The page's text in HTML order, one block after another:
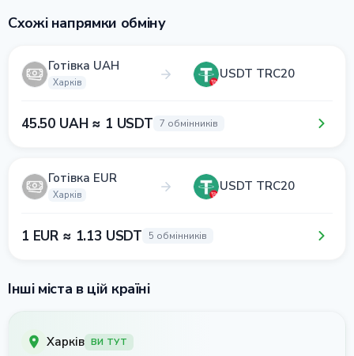
Схожі напрямки обміну
Готівка UAH
Харків
USDT TRC20
45.50 UAH ≈ 1 USDT 7 обмінників
Готівка EUR
Харків
USDT TRC20
1 EUR ≈ 1.13 USDT 5 обмінників
Інші міста в цій країні
Харків ВИ ТУТ